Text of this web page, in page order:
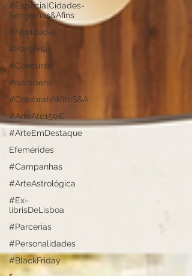
#EspecialCidades-
Serigrafias&Afins
#Novidades
#Parcerias
#Concurso
#parabéns
#CelebrateWithS&A
#ArteAté150€
#ArteEmDestaque
Efemérides
#Campanhas
#ArteAstrológica
#Ex-
librisDeLisboa
#Parcerias
#Personalidades
#BlackFriday